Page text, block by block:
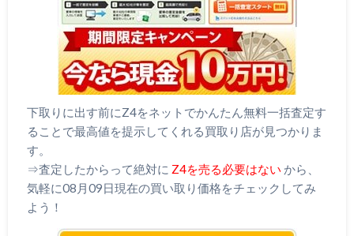
下取りに出す前にZ4をネットでかんたん無料一括査定す
ることで最高値を提示してくれる買取り店が見つかりま
す。
⇒査定したからって絶対に Z4を売る必要はない から、
気軽に08月09日現在の買い取り価格をチェックしてみ
よう！